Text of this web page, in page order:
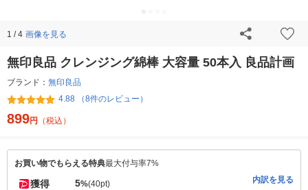
1 / 4 画像を見る
無印良品 クレンジング綿棒 大容量 50本入 良品計画
ブランド： 無印良品
4.88 （8件のレビュー）
899円 （税込）
お買い物でもらえる特典最大付与率7%
獲得 5%(40pt) 内訳を見る